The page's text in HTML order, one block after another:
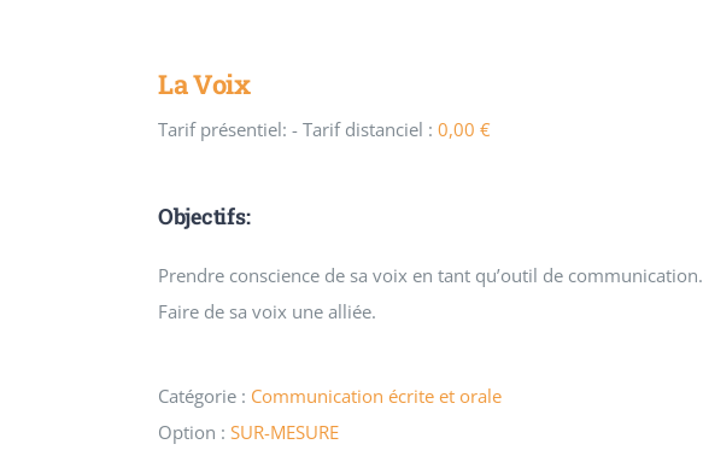
La Voix
Tarif présentiel: - Tarif distanciel : 0,00 €
Objectifs:
Prendre conscience de sa voix en tant qu’outil de communication.
Faire de sa voix une alliée.
Catégorie : Communication écrite et orale
Option : SUR-MESURE